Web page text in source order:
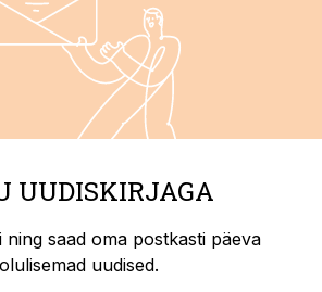
UUDISKIRJAGA
ning saad oma postkasti päeva
olulisemad uudised.